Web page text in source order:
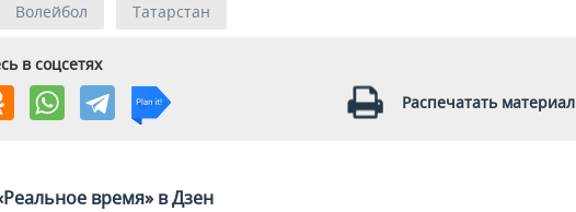
Волейбол Татарстан
в соцсетях
Распечатать материал
время» в Дзен